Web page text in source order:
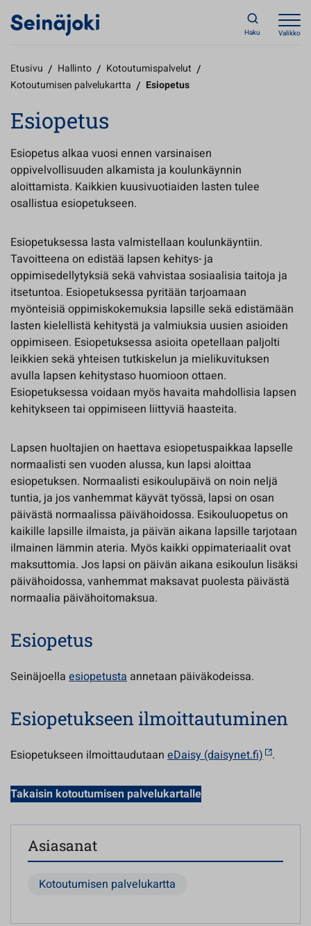
Haku Valikko
Etusivu / Hallinto / Kotoutumispalvelut /
Kotoutumisen palvelukartta / Esiopetus
Esiopetus
Esiopetus alkaa vuosi ennen varsinaisen
oppivelvollisuuden alkamista ja koulunkäynnin
aloittamista. Kaikkien kuusivuotiaiden lasten tulee
osallistua esiopetukseen.
Esiopetuksessa lasta valmistellaan koulunkäyntiin.
Tavoitteena on edistää lapsen kehitys- ja
oppimisedellytyksiä sekä vahvistaa sosiaalisia taitoja ja
itsetuntoa. Esiopetuksessa pyritään tarjoamaan
myönteisiä oppimiskokemuksia lapsille sekä edistämään
lasten kielellistä kehitystä ja valmiuksia uusien asioiden
oppimiseen. Esiopetuksessa asioita opetellaan paljolti
leikkien sekä yhteisen tutkiskelun ja mielikuvituksen
avulla lapsen kehitystaso huomioon ottaen.
Esiopetuksessa voidaan myös havaita mahdollisia lapsen
kehitykseen tai oppimiseen liittyviä haasteita.
Lapsen huoltajien on haettava esiopetuspaikkaa lapselle
normaalisti sen vuoden alussa, kun lapsi aloittaa
esiopetuksen. Normaalisti esikoulupäivä on noin neljä
tuntia, ja jos vanhemmat käyvät työssä, lapsi on osan
päivästä normaalissa päivähoidossa. Esikouluopetus on
kaikille lapsille ilmaista, ja päivän aikana lapsille tarjotaan
ilmainen lämmin ateria. Myös kaikki oppimateriaalit ovat
maksuttomia. Jos lapsi on päivän aikana esikoulun lisäksi
päivähoidossa, vanhemmat maksavat puolesta päivästä
normaalia päivähoitomaksua.
Esiopetus
Seinäjoella esiopetusta annetaan päiväkodeissa.
Esiopetukseen ilmoittautuminen
Esiopetukseen ilmoittaudutaan eDaisy (daisynet.fi) .
Takaisin kotoutumisen palvelukartalle
Asiasanat
Kotoutumisen palvelukartta